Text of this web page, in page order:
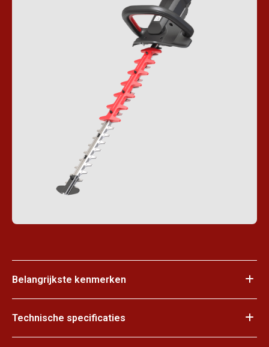
Belangrijkste kenmerken
Technische specificaties